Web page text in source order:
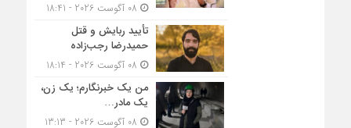
تأیید ربایش و قتل
حمیدرضا رجب‌زاده
من یک خبرنگارم؛ یک زن،
یک مادر…